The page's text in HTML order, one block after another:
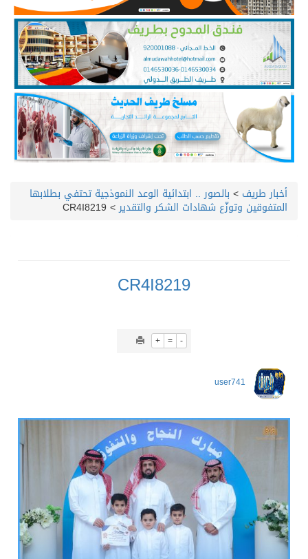
أخبار طريف > بالصور .. ابتدائية الوعد النموذجية تحتفي بطلابها
المتفوقين وتوزّع شهادات الشكر والتقدير>
CR4I8219
CR4I8219
+ = -
user741